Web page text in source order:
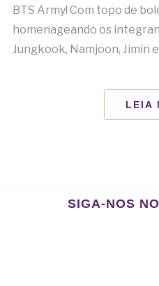
BTS Army! Com topo de
homenageando os
Jungkook, Namjoon, Jimin
LEIA
SIGA-NOS